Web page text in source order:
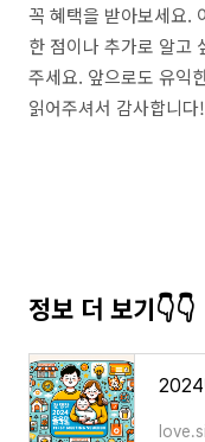
꼭 혜택을 받아보세요.
한 점이나 추가로 알고
주세요. 앞으로도 유익
읽어주셔서 감사합니다!
정보 더 보기👇👇